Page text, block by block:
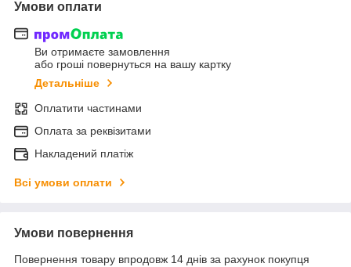
Умови оплати
Ви отримаєте замовлення
або гроші повернуться на вашу картку
Детальніше
Оплатити частинами
Оплата за реквізитами
Накладений платіж
Всі умови оплати
Умови повернення
Повернення товару впродовж 14 днів за рахунок покупця